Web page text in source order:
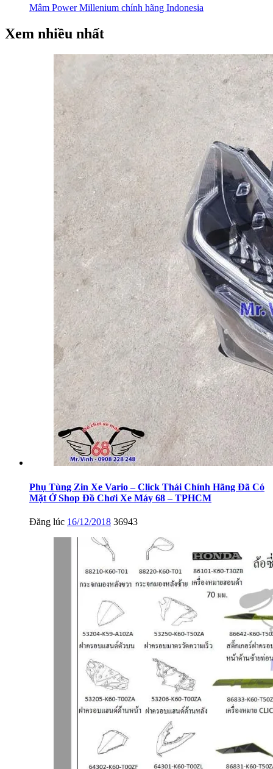
Mâm Power Millenium chính hãng Indonesia
Xem nhiều nhất
Phụ Tùng Zin Xe Vario – Click Thái Chính Hãng Đã Có
Mặt Ở Shop Đồ Chơi Xe Máy 68 – TPHCM
Đăng lúc 16/12/2018 36943